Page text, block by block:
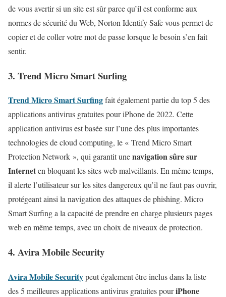
de vous avertir si un site est sûr parce qu’il est conforme aux
normes de sécurité du Web, Norton Identify Safe vous permet de
copier et de coller votre mot de passe lorsque le besoin s’en fait
sentir.
3. Trend Micro Smart Surfing
Trend Micro Smart Surfingfait également partie du top 5 des
applications antivirus gratuites pour iPhone de 2022. Cette
application antivirus est basée sur l’une des plus importantes
technologies de cloud computing, le « Trend Micro Smart
Protection Network », qui garantit unenavigation sûre sur
Interneten bloquant les sites web malveillants. En même temps,
il alerte l’utilisateur sur les sites dangereux qu’il ne faut pas ouvrir,
protégeant ainsi la navigation des attaques de phishing. Micro
Smart Surfing a la capacité de prendre en charge plusieurs pages
web en même temps, avec un choix de niveaux de protection.
4. Avira Mobile Security
Avira Mobile Securitypeut également être inclus dans la liste
des 5 meilleures applications antivirus gratuites pouriPhone